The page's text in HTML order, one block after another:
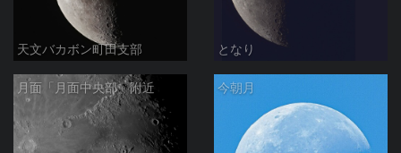
天文バカボン町田支部 となり
月面「月面中央部」附近 今朝月